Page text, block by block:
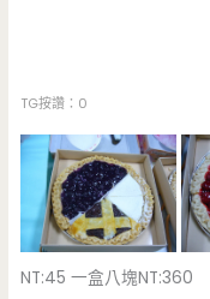
TG按讚：0
NT:45 一盒八塊NT:360